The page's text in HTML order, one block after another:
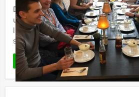
De Wie is de Rat Lunch van
uitdagend spel door de stad,
lunch in drie verschillende
spel ...
LEES MEER